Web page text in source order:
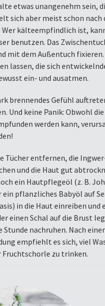
etwas unangenehm sein,
sich aber meist schon nach
kälteempfindlich ist,
benutzen. Das
mit dem Außentuch fixieren.
lassen, die sich
ein- und ausatmen.
brennendes Gefühl
Und keine Panik: Obwohl
werden kann,
Tücher entfernen, die
und die Haut gut
ein Hautpflegeöl (z. B.
ein pflanzliches Babyöl auf
in die Haut einreiben und
einen Schal auf die Brust
Stunde nachruhen. Nach einer
empfiehlt es sich, viel
zu trinken.